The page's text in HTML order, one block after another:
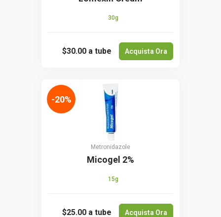
30g
$30.00 a tube Acquista Ora
Metronidazole
Micogel 2%
15g
$25.00 a tube Acquista Ora
-20%